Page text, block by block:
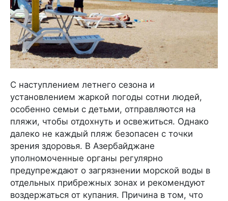
С наступлением летнего сезона и
установлением жаркой погоды сотни людей,
особенно семьи с детьми, отправляются на
пляжи, чтобы отдохнуть и освежиться. Однако
далеко не каждый пляж безопасен с точки
зрения здоровья. В Азербайджане
уполномоченные органы регулярно
предупреждают о загрязнении морской воды в
отдельных прибрежных зонах и рекомендуют
воздержаться от купания. Причина в том, что